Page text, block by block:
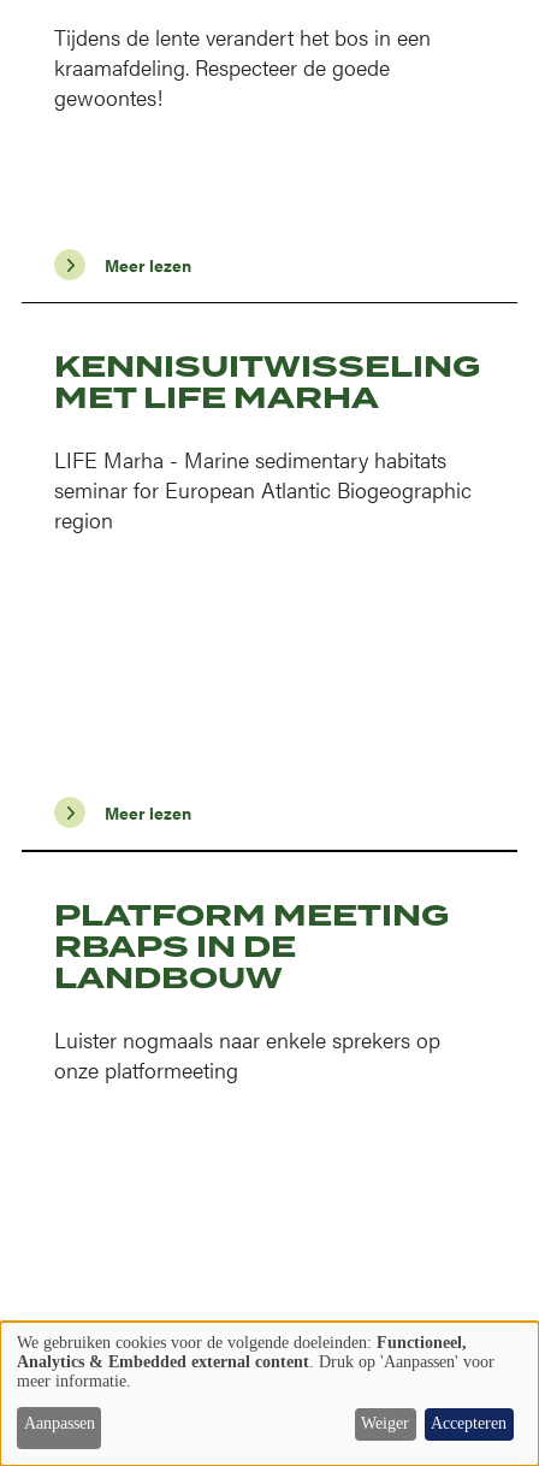
Tijdens de lente verandert het bos in een
kraamafdeling. Respecteer de goede
gewoontes!
Meer lezen
KENNISUITWISSELING
MET LIFE MARHA
LIFE Marha - Marine sedimentary habitats
seminar for European Atlantic Biogeographic
region
Meer lezen
PLATFORM MEETING
RBAPS IN DE
LANDBOUW
Luister nogmaals naar enkele sprekers op
onze platformeeting
Meer lezen
Gebruik
van
persoonsgegevens
en
We gebruiken cookies voor de volgende doeleinden: Functioneel,
Analytics & Embedded external content . Druk op 'Aanpassen' voor
meer informatie.
Aanpassen Weiger Accepteren